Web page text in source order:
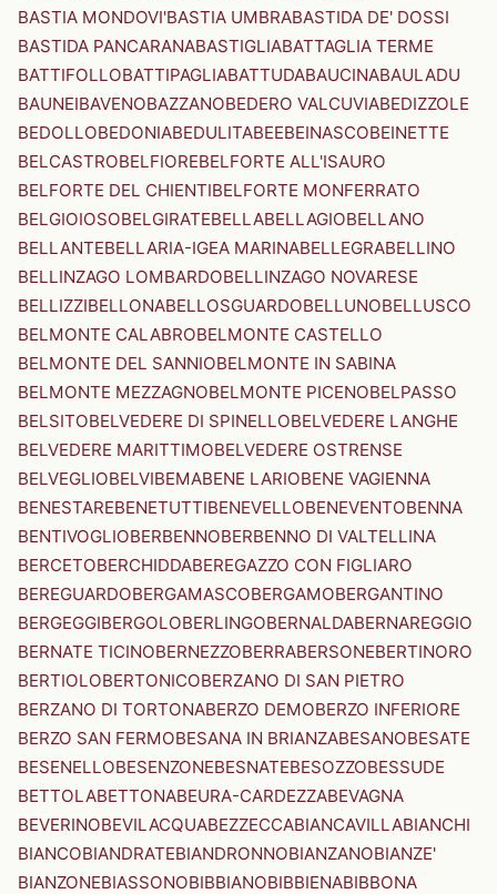
BASTIA MONDOVI'BASTIA UMBRABASTIDA DE' DOSSI
BASTIDA PANCARANABASTIGLIABATTAGLIA TERME
BATTIFOLLOBATTIPAGLIABATTUDABAUCINABAULADU
BAUNEIBAVENOBAZZANOBEDERO VALCUVIABEDIZZOLE
BEDOLLOBEDONIABEDULITABEEBEINASCOBEINETTE
BELCASTROBELFIOREBELFORTE ALL'ISAURO
BELFORTE DEL CHIENTIBELFORTE MONFERRATO
BELGIOIOSOBELGIRATEBELLABELLAGIOBELLANO
BELLANTEBELLARIA-IGEA MARINABELLEGRABELLINO
BELLINZAGO LOMBARDOBELLINZAGO NOVARESE
BELLIZZIBELLONABELLOSGUARDOBELLUNOBELLUSCO
BELMONTE CALABROBELMONTE CASTELLO
BELMONTE DEL SANNIOBELMONTE IN SABINA
BELMONTE MEZZAGNOBELMONTE PICENOBELPASSO
BELSITOBELVEDERE DI SPINELLOBELVEDERE LANGHE
BELVEDERE MARITTIMOBELVEDERE OSTRENSE
BELVEGLIOBELVIBEMABENE LARIOBENE VAGIENNA
BENESTAREBENETUTTIBENEVELLOBENEVENTOBENNA
BENTIVOGLIOBERBENNOBERBENNO DI VALTELLINA
BERCETOBERCHIDDABEREGAZZO CON FIGLIARO
BEREGUARDOBERGAMASCOBERGAMOBERGANTINO
BERGEGGIBERGOLOBERLINGOBERNALDABERNAREGGIO
BERNATE TICINOBERNEZZOBERRABERSONEBERTINORO
BERTIOLOBERTONICOBERZANO DI SAN PIETRO
BERZANO DI TORTONABERZO DEMOBERZO INFERIORE
BERZO SAN FERMOBESANA IN BRIANZABESANOBESATE
BESENELLOBESENZONEBESNATEBESOZZOBESSUDE
BETTOLABETTONABEURA-CARDEZZABEVAGNA
BEVERINOBEVILACQUABEZZECCABIANCAVILLABIANCHI
BIANCOBIANDRATEBIANDRONNOBIANZANOBIANZE'
BIANZONEBIASSONOBIBBIANOBIBBIENABIBBONA